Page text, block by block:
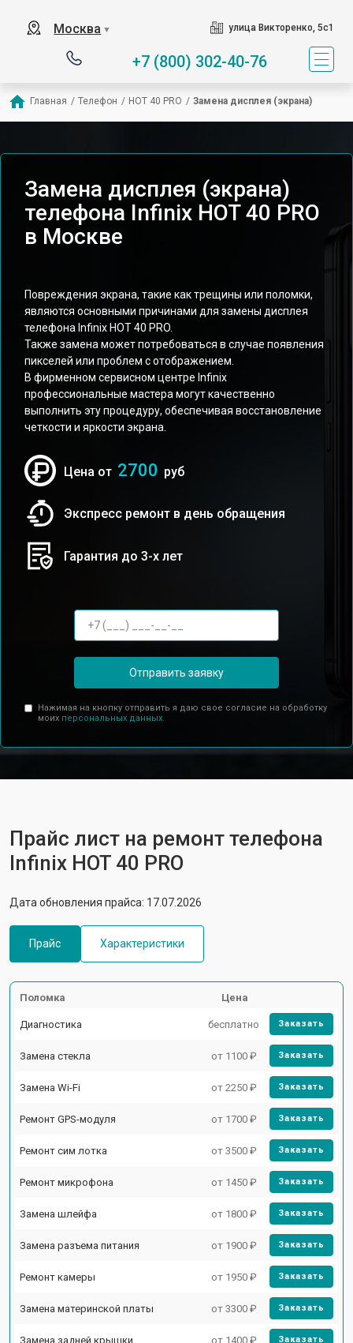
Москва ▼ улица Викторенко, 5с1
+7 (800) 302-40-76
Главная / Телефон / HOT 40 PRO / Замена дисплея (экрана)
Замена дисплея (экрана)
телефона Infinix HOT 40 PRO
в Москве
Повреждения экрана, такие как трещины или поломки,
являются основными причинами для замены дисплея
телефона Infinix HOT 40 PRO.
Также замена может потребоваться в случае появления
пикселей или проблем с отображением.
В фирменном сервисном центре Infinix
профессиональные мастера могут качественно
выполнить эту процедуру, обеспечивая восстановление
четкости и яркости экрана.
Цена от 2700 руб
Экспресс ремонт в день обращения
Гарантия до 3-х лет
Отправить заявку
Нажимая на кнопку отправить я даю свое согласие на обработку
моих персональных данных.
Прайс лист на ремонт телефона
Infinix HOT 40 PRO
Дата обновления прайса: 17.07.2026
Прайс Характеристики
Поломка Цена
Диагностика бесплатно Заказать
Замена стекла от 1100 ₽ Заказать
Замена Wi-Fi от 2250 ₽ Заказать
Ремонт GPS-модуля от 1700 ₽ Заказать
Ремонт сим лотка от 3500 ₽ Заказать
Ремонт микрофона от 1450 ₽ Заказать
Замена шлейфа от 1800 ₽ Заказать
Замена разъема питания от 1900 ₽ Заказать
Ремонт камеры от 1950 ₽ Заказать
Замена материнской платы от 3300 ₽ Заказать
Замена задней крышки от 1400 ₽ Заказать